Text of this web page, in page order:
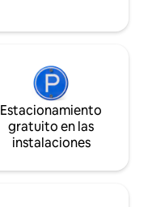
Estacionamiento
gratuito en las
instalaciones